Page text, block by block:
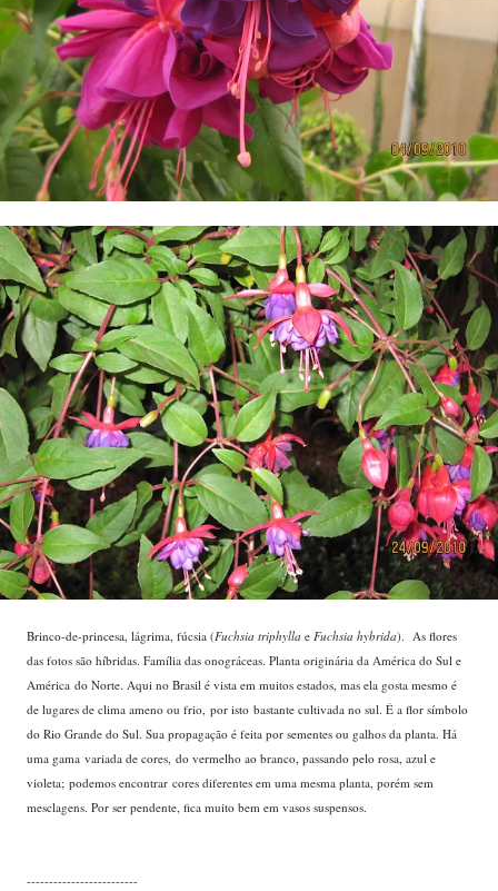
Brinco-de-princesa, lágrima, fúcsia (Fuchsia triphylla e Fuchsia hybrida). As flores
das fotos são híbridas. Família das onográceas. Planta originária da América do Sul e
América do Norte. Aqui no Brasil é vista em muitos estados, mas ela gosta mesmo é
de lugares de clima ameno ou frio, por isto bastante cultivada no sul. É a flor símbolo
do Rio Grande do Sul. Sua propagação é feita por sementes ou galhos da planta. Há
uma gama variada de cores, do vermelho ao branco, passando pelo rosa, azul e
violeta; podemos encontrar cores diferentes em uma mesma planta, porém sem
mesclagens. Por ser pendente, fica muito bem em vasos suspensos.
-------------------------